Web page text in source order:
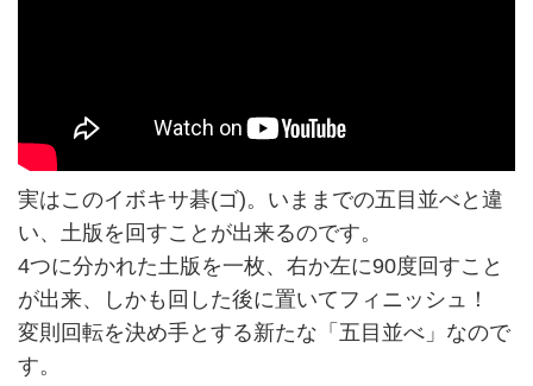
実はこのイボキサ碁(ゴ)。いままでの五目並べと違
い、土版を回すことが出来るのです。
4つに分かれた土版を一枚、右か左に90度回すこと
が出来、しかも回した後に置いてフィニッシュ！
変則回転を決め手とする新たな「五目並べ」なので
す。